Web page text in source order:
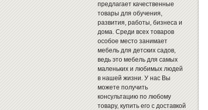
предлагает качественные
товары для обучения,
развития, работы, бизнеса и
дома. Среди всех товаров
особое место занимает
мебель для детских садов,
ведь это мебель для самых
маленьких и любимых людей
в нашей жизни. У нас Вы
можете получить
консультацию по любому
товару, купить его с доставкой